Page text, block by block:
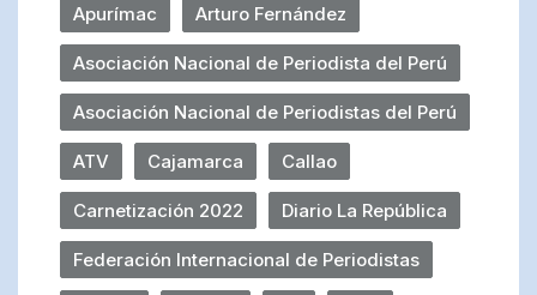
Apurímac Arturo Fernández
Asociación Nacional de Periodista del Perú
Asociación Nacional de Periodistas del Perú
ATV Cajamarca Callao
Carnetización 2022 Diario La República
Federación Internacional de Periodistas